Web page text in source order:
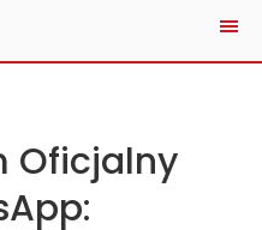
Oficjalny